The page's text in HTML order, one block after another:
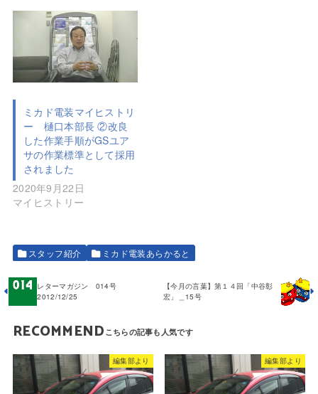
ミカド電装マイヒストリ
ー 樋口本部長 ②改良
した作業手順がGSユア
サの作業標準として採用
されました
2020年9月22日
マイヒストリー
スタッフ紹介 ミカド電装あらかると
【今月の言葉】第１４回「中谷彰
宏」＿15号
レターマガジン 014号
2012/12/25
RECOMMEND
編集部より 編集部より